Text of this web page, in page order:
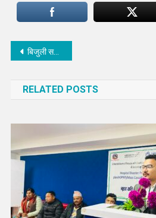
Post
बिजुली समस्या समाधानमा ढिलासुस्ती, माओवादी केन्द्रद्वारा समाधानका लागि प्राधिकरणलाई ज्ञापनपत्र
RELATED POSTS